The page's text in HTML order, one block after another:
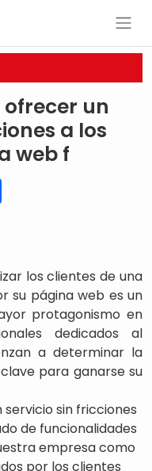
un
a los
web f
los clientes de una
su página web es un
protagonismo en
dedicados al
a determinar la
para ganarse su
sin fricciones
de funcionalidades
empresa como
por los clientes